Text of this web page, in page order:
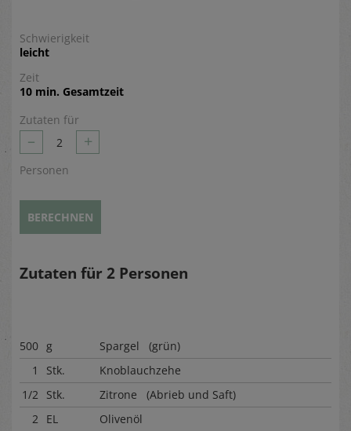
Schwierigkeit
leicht
Zeit
10 min. Gesamtzeit
Zutaten für
– 2 +
Personen
BERECHNEN
Zutaten für 2 Personen
500 g
Spargel (grün)
1
Stk.
Knoblauchzehe
1/2 Stk.
Zitrone (Abrieb und Saft)
2 EL
Olivenöl